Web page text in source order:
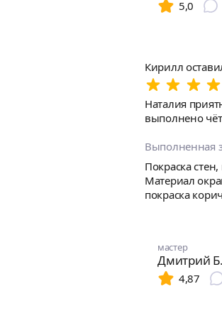
5,0
Кирилл
Наталия
выполнено
Выполненная
Покраска
Материал
покраска
мастер
Дмитрий Б.
4,87